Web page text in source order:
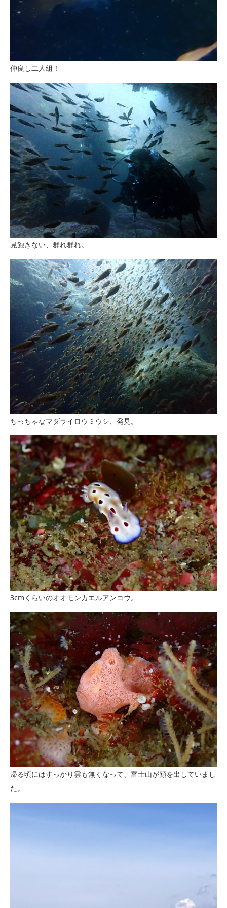
仲良し二人組！
見飽きない、群れ群れ。
ちっちゃなマダライロウミウシ、発見。
3cmくらいのオオモンカエルアンコウ。
帰る頃にはすっかり雲も無くなって、富士山が顔を出していまし
た。